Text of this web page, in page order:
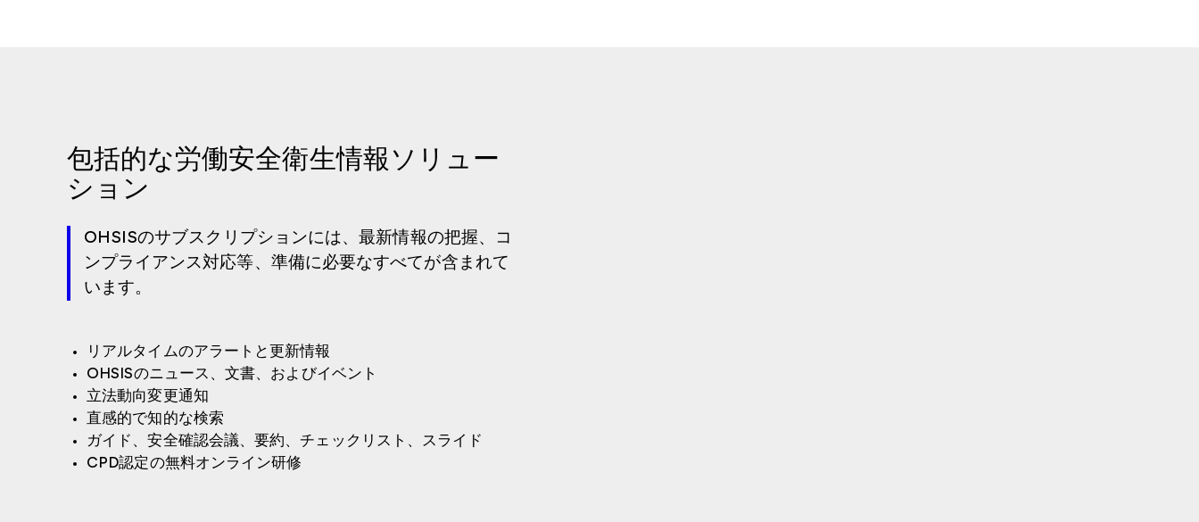
包括的な労働安全衛生情報ソリュー
ション
OHSISのサブスクリプションには、最新情報の把握、コ
ンプライアンス対応等、準備に必要なすべてが含まれて
います。
リアルタイムのアラートと更新情報
OHSISのニュース、文書、およびイベント
立法動向変更通知
直感的で知的な検索
ガイド、安全確認会議、要約、チェックリスト、スライド
CPD認定の無料オンライン研修